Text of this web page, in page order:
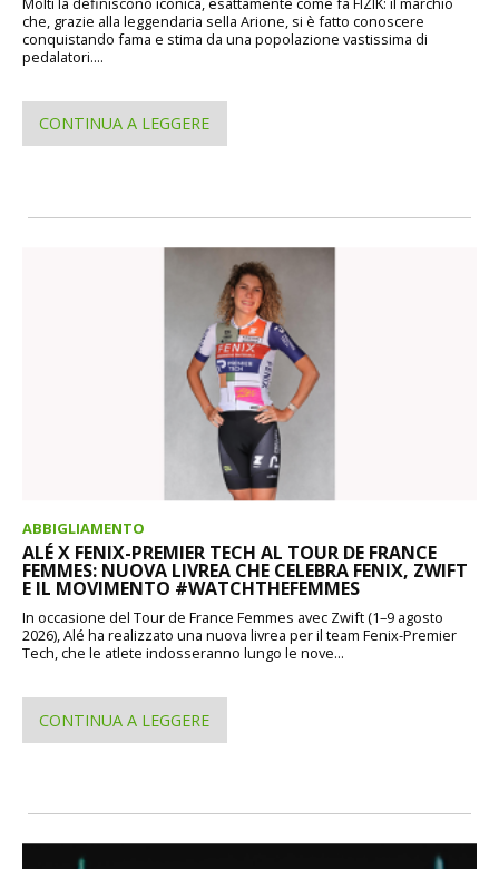
che, grazie alla leggendaria sella Arione, si è fatto conoscere
conquistando fama e stima da una popolazione vastissima di
pedalatori....
CONTINUA A LEGGERE
ABBIGLIAMENTO
ALÉ X FENIX-PREMIER TECH AL TOUR DE FRANCE
FEMMES: NUOVA LIVREA CHE CELEBRA FENIX, ZWIFT
E IL MOVIMENTO #WATCHTHEFEMMES
In occasione del Tour de France Femmes avec Zwift (1–9 agosto
2026), Alé ha realizzato una nuova livrea per il team Fenix-Premier
Tech, che le atlete indosseranno lungo le nove...
CONTINUA A LEGGERE